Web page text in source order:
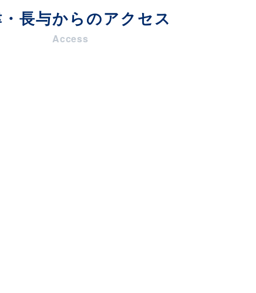
長与からのアクセス
Access